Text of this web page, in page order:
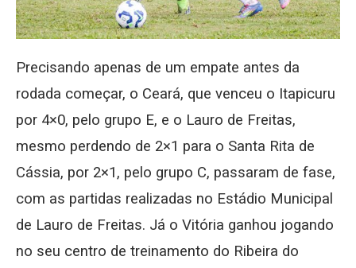
Precisando apenas de um empate antes da
rodada começar, o Ceará, que venceu o Itapicuru
por 4×0, pelo grupo E, e o Lauro de Freitas,
mesmo perdendo de 2×1 para o Santa Rita de
Cássia, por 2×1, pelo grupo C, passaram de fase,
com as partidas realizadas no Estádio Municipal
de Lauro de Freitas. Já o Vitória ganhou jogando
no seu centro de treinamento do Ribeira do